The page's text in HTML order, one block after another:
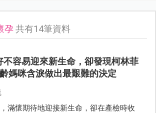
孕共有14筆資料
不容易迎來新生命，卻發現柯林菲
媽咪含淚做出最艱難的決定
滿懷期待地迎接新生命，卻在產檢時收